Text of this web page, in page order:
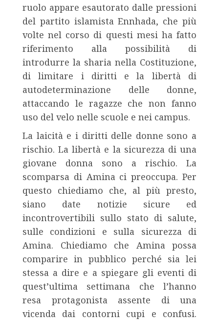
ruolo appare esautorato dalle pressioni
del partito islamista Ennhada, che più
volte nel corso di questi mesi ha fatto
riferimento alla possibilità di
introdurre la sharia nella Costituzione,
di limitare i diritti e la libertà di
autodeterminazione delle donne,
attaccando le ragazze che non fanno
uso del velo nelle scuole e nei campus.
La laicità e i diritti delle donne sono a
rischio. La libertà e la sicurezza di una
giovane donna sono a rischio. La
scomparsa di Amina ci preoccupa. Per
questo chiediamo che, al più presto,
siano date notizie sicure ed
incontrovertibili sullo stato di salute,
sulle condizioni e sulla sicurezza di
Amina. Chiediamo che Amina possa
comparire in pubblico perché sia lei
stessa a dire e a spiegare gli eventi di
quest’ultima settimana che l’hanno
resa protagonista assente di una
vicenda dai contorni cupi e confusi.